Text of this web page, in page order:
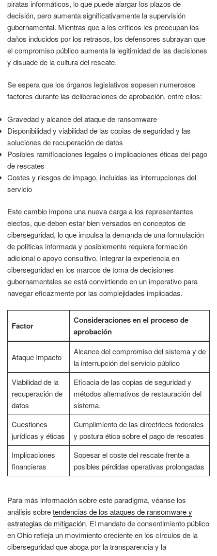
piratas informáticos, lo que puede alargar los plazos de
decisión, pero aumenta significativamente la supervisión
gubernamental. Mientras que a los críticos les preocupan los
daños inducidos por los retrasos, los defensores subrayan que
el compromiso público aumenta la legitimidad de las decisiones
y disuade de la cultura del rescate.
Se espera que los órganos legislativos sopesen numerosos
factores durante las deliberaciones de aprobación, entre ellos:
Gravedad y alcance del ataque de ransomware
Disponibilidad y viabilidad de las copias de seguridad y las
soluciones de recuperación de datos
Posibles ramificaciones legales o implicaciones éticas del pago
de rescates
Costes y riesgos de impago, incluidas las interrupciones del
servicio
Este cambio impone una nueva carga a los representantes
electos, que deben estar bien versados en conceptos de
ciberseguridad, lo que impulsa la demanda de una formulación
de políticas informada y posiblemente requiera formación
adicional o apoyo consultivo. Integrar la experiencia en
ciberseguridad en los marcos de toma de decisiones
gubernamentales se está convirtiendo en un imperativo para
navegar eficazmente por las complejidades implicadas.
Factor
Consideraciones en el proceso de
aprobación
Ataque Impacto
Alcance del compromiso del sistema y de
la interrupción del servicio público
Viabilidad de la
recuperación de
datos
Eficacia de las copias de seguridad y
métodos alternativos de restauración del
sistema.
Cuestiones
jurídicas y éticas
Cumplimiento de las directrices federales
y postura ética sobre el pago de rescates
Implicaciones
financieras
Sopesar el coste del rescate frente a
posibles pérdidas operativas prolongadas
Para más información sobre este paradigma, véanse los
análisis sobretendencias de los ataques de ransomware y
estrategias de mitigación. El mandato de consentimiento público
en Ohio refleja un movimiento creciente en los círculos de la
ciberseguridad que aboga por la transparencia y la